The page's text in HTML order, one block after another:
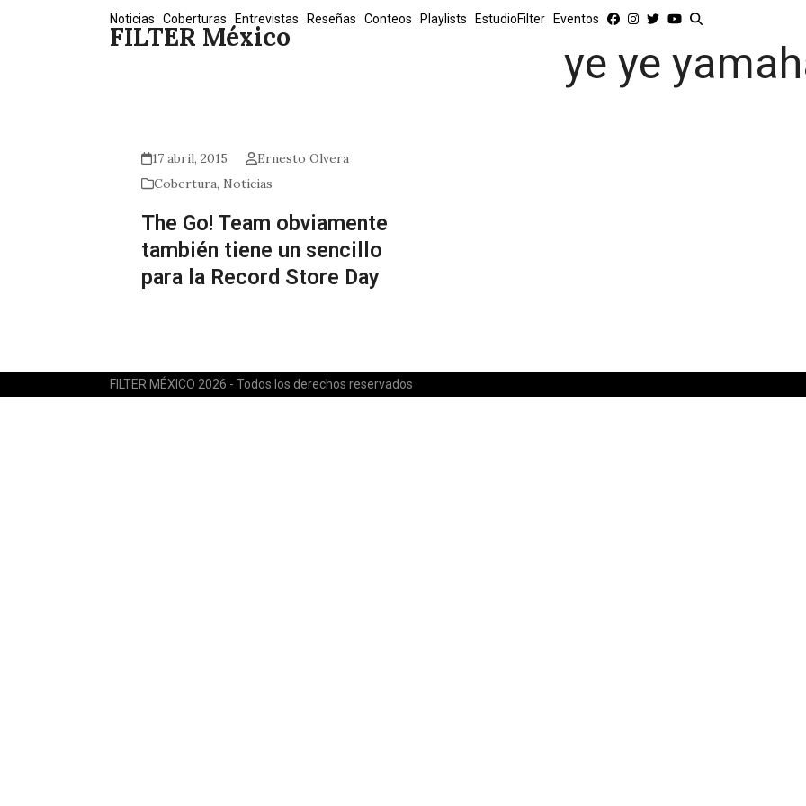
FILTER México
Noticias Coberturas Entrevistas Reseñas Conteos Playlists EstudioFilter Eventos
ye ye
17 abril, 2015
Ernesto Olvera
Cobertura, Noticias
The Go! Team obviamente
también tiene un sencillo
para la Record Store Day
FILTER MÉXICO 2026 - Todos los derechos reservados